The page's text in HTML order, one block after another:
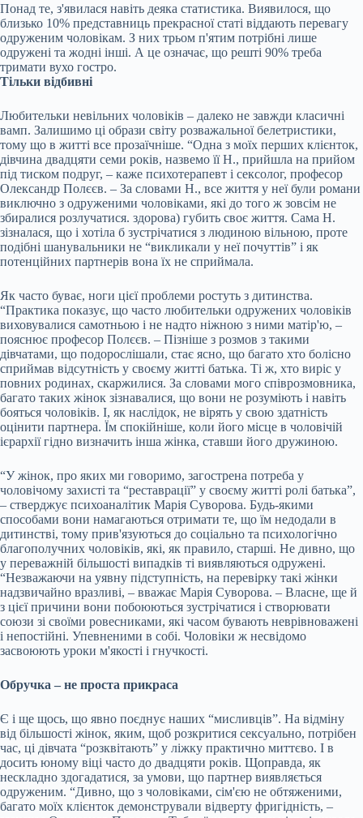
Понад те, з'явилася навіть деяка статистика. Виявилося, що
близько 10% представниць прекрасної статі віддають перевагу
одруженим чоловікам. З них трьом п'ятим потрібні лише
одружені та жодні інші. А це означає, що решті 90% треба
тримати вухо гостро.
Тільки відбивні
Любительки невільних чоловіків – далеко не завжди класичні
вамп. Залишимо ці образи світу розважальної белетристики,
тому що в житті все прозаїчніше. “Одна з моїх перших клієнток,
дівчина двадцяти семи років, назвемо її Н., прийшла на прийом
під тиском подруг, – каже психотерапевт і сексолог, професор
Олександр Полєєв. – За словами Н., все життя у неї були романи
виключно з одруженими чоловіками, які до того ж зовсім не
збиралися розлучатися. здорова) губить своє життя. Сама Н.
зізналася, що і хотіла б зустрічатися з людиною вільною, проте
подібні шанувальники не “викликали у неї почуттів” і як
потенційних партнерів вона їх не сприймала.
Як часто буває, ноги цієї проблеми ростуть з дитинства.
“Практика показує, що часто любительки одружених чоловіків
виховувалися самотньою і не надто ніжною з ними матір'ю, –
пояснює професор Полєєв. – Пізніше з розмов з такими
дівчатами, що подорослішали, стає ясно, що багато хто болісно
сприймав відсутність у своєму житті батька. Ті ж, хто виріс у
повних родинах, скаржилися. За словами мого співрозмовника,
багато таких жінок зізнавалися, що вони не розуміють і навіть
бояться чоловіків. І, як наслідок, не вірять у свою здатність
оцінити партнера. Їм спокійніше, коли його місце в чоловічій
ієрархії гідно визначить інша жінка, ставши його дружиною.
“У жінок, про яких ми говоримо, загострена потреба у
чоловічому захисті та “реставрації” у своєму житті ролі батька”,
– стверджує психоаналітик Марія Суворова. Будь-якими
способами вони намагаються отримати те, що їм недодали в
дитинстві, тому прив'язуються до соціально та психологічно
благополучних чоловіків, які, як правило, старші. Не дивно, що
у переважній більшості випадків ті виявляються одружені.
“Незважаючи на уявну підступність, на перевірку такі жінки
надзвичайно вразливі, – вважає Марія Суворова. – Власне, ще й
з цієї причини вони побоюються зустрічатися і створювати
союзи зі своїми ровесниками, які часом бувають неврівноважені
і непостійні. Упевненими в собі. Чоловіки ж несвідомо
засвоюють уроки м'якості і гнучкості.
Обручка – не проста прикраса
Є і ще щось, що явно поєднує наших “мисливців”. На відміну
від більшості жінок, яким, щоб розкритися сексуально, потрібен
час, ці дівчата “розквітають” у ліжку практично миттєво. І в
досить юному віці часто до двадцяти років. Щоправда, як
нескладно здогадатися, за умови, що партнер виявляється
одруженим. “Дивно, що з чоловіками, сім'єю не обтяженими,
багато моїх клієнток демонстрували відверту фригідність, –